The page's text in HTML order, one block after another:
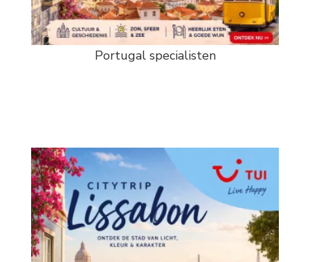
Portugal specialisten